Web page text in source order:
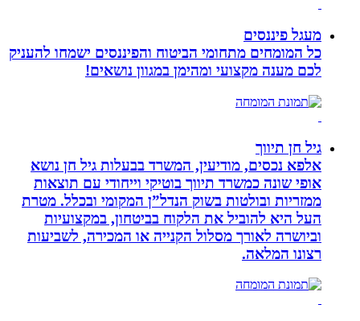
מעגל פיננסים
כל המומחים מתחומי הביטוח והפיננסים ישמחו להעניק
לכם מענה מקצועי ומהימן במגוון נושאים!
גיל חן תיווך
אלפא נכסים, מודיעין, המשרד בבעלות גיל חן נושא
אופי שונה כמשרד תיווך בוטיקי וייחודי עם תוצאות
ממזריות ובולטות בשוק הנדל”ן המקומי ובכלל. מטרת
העל היא להוביל את הלקוח בביטחון, במקצועיות
וביושרה לאורך מסלול הקנייה או המכירה, לשביעות
רצונו המלאה.